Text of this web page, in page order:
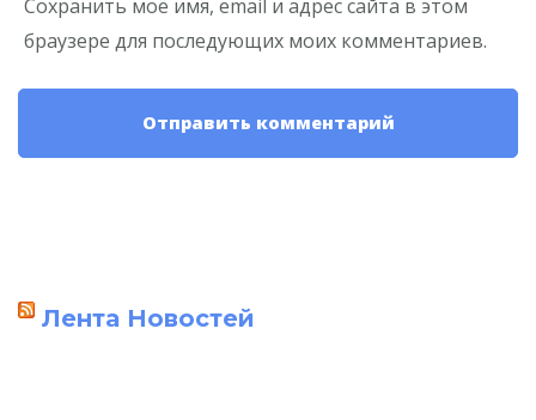
Сохранить моё имя, email и адрес сайта в этом
браузере для последующих моих комментариев.
Лента Новостей